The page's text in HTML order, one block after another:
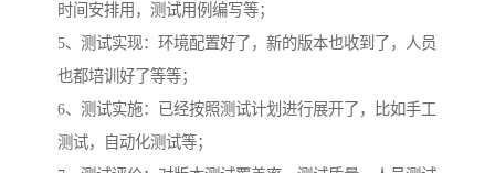
时间安排用，测试用例编写等；
5、测试实现：环境配置好了，新的版本也收到了，人员
也都培训好了等等；
6、测试实施：已经按照测试计划进行展开了，比如手工
测试，自动化测试等；